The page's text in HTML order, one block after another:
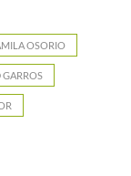
OSORIO